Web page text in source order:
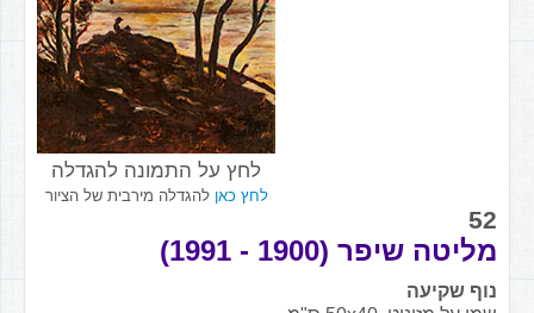
לחץ על התמונה להגדלה
לחץ כאן להגדלה מירבית של הציור
52
מליטה שיפר (1900 - 1991)
נוף שקיעה